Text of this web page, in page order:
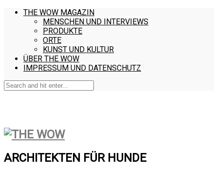
THE WOW MAGAZIN
MENSCHEN UND INTERVIEWS
PRODUKTE
ORTE
KUNST UND KULTUR
ÜBER THE WOW
IMPRESSUM UND DATENSCHUTZ
ARCHITEKTEN FÜR HUNDE